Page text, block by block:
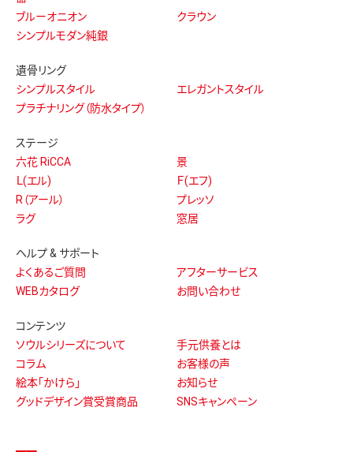
ブルーオニオン
クラウン
シンプルモダン純銀
遺骨リング
シンプルスタイル
エレガントスタイル
プラチナリング（防水タイプ）
ステージ
六花 RiCCA
景
Ｌ(エル)
Ｆ(エフ)
R（アール）
プレッソ
ラグ
窓居
ヘルプ & サポート
よくあるご質問
アフターサービス
WEBカタログ
お問い合わせ
コンテンツ
ソウルシリーズについて
手元供養とは
コラム
お客様の声
絵本「かけら」
お知らせ
グッドデザイン賞受賞商品
SNSキャンペーン